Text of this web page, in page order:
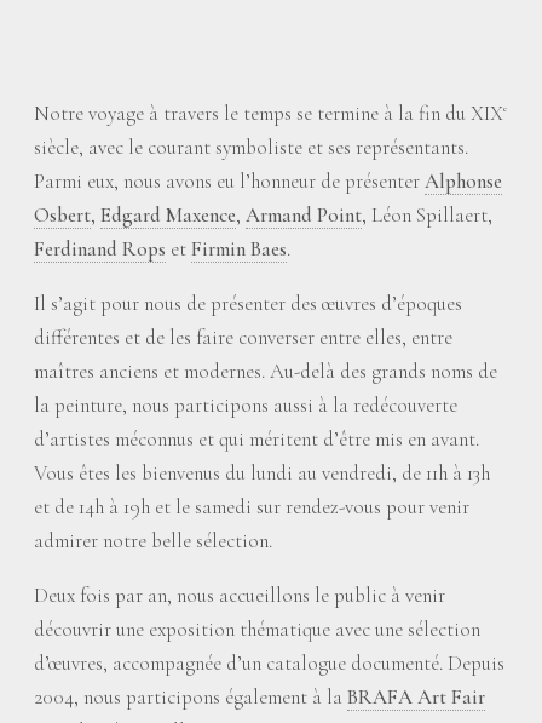
Notre voyage à travers le temps se termine à la fin du XIXe
siècle, avec le courant symboliste et ses représentants.
Parmi eux, nous avons eu l’honneur de présenterAlphonse
Osbert, Edgard Maxence, Armand Point, Léon Spillaert,
Ferdinand Rops etFirmin Baes.
Il s’agit pour nous de présenter des œuvres d’époques
différentes et de les faire converser entre elles, entre
maîtres anciens et modernes. Au-delà des grands noms de
la peinture, nous participons aussi à la redécouverte
d’artistes méconnus et qui méritent d’être mis en avant.
Vous êtes les bienvenus du lundi au vendredi, de 11h à 13h
et de 14h à 19h et le samedi sur rendez-vous pour venir
admirer notre belle sélection.
Deux fois par an, nous accueillons le public à venir
découvrir une exposition thématique avec une sélection
d’œuvres, accompagnée d’un catalogue documenté. Depuis
2004, nous participons également à la BRAFA Art Fair